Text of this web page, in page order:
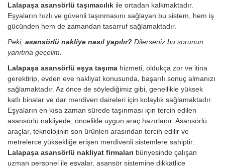
Lalapaşa asansörlü taşımacılık ile ortadan kalkmaktadır.
Eşyaların hızlı ve güvenli taşınmasını sağlayan bu sistem, hem iş
gücünden hem de zamandan tasarruf sağlamaktadır.
Peki, asansörlü nakliye nasıl yapılır? Dilerseniz bu sorunun
yanıtına geçelim.
Lalapaşa asansörlü eşya taşıma hizmeti, oldukça zor ve itina
gerektirip, evden eve nakliyat konusunda, başarılı sonuç almanızı
sağlamaktadır. Az önce de söylediğimiz gibi, genellikle yüksek
katlı binalar ve dar merdiven daireleri için kolaylık sağlamaktadır.
Eşyaların en kısa zaman sürede taşınması için tercih edilen
asansörlü nakliyede, öncelikle uygun araç hazırlanır. Asansörlü
araçlar, teknolojinin son ürünleri arasından tercih edilir ve
metrelerce yüksekliğe erişen merdivenli sistemlere sahiptir.
Lalapaşa asansörlü nakliyat firmaları bünyesinde çalışan
uzman personel ile eşyalar, asansör sistemine dikkatlice